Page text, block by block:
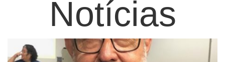
Notícias